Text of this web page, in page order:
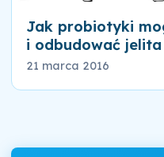
Jak probiotyki
i odbudować jelita
21 marca 2016